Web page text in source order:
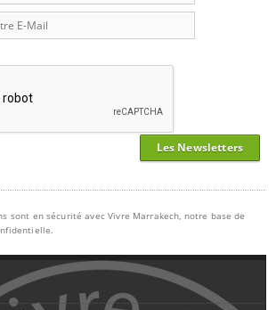
Les Newsletters
sont en sécurité avec Vivre Marrakech, notre base de